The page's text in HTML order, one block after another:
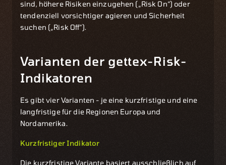
sind, höhere Risiken einzugehen („Risk On“) oder
tendenziell vorsichtiger agieren und Sicherheit
suchen („Risk Off“).
Varianten der gettex-Risk-
Indikatoren
Es gibt vier Varianten - je eine kurzfristige und eine
langfristige für die Regionen Europa und
Nordamerika.
Kurzfristiger Indikator
Die kurzfristige Variante basiert ausschließlich auf